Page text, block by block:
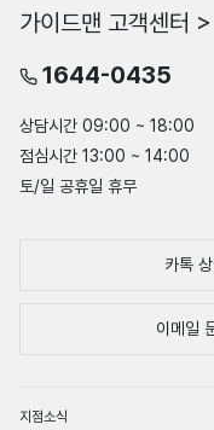
가이드맨 고객센터 >
1644-0435
상담시간 09:00 ~ 18:00
점심시간 13:00 ~ 14:00
토/일 공휴일 휴무
카톡
이메일
지점소식